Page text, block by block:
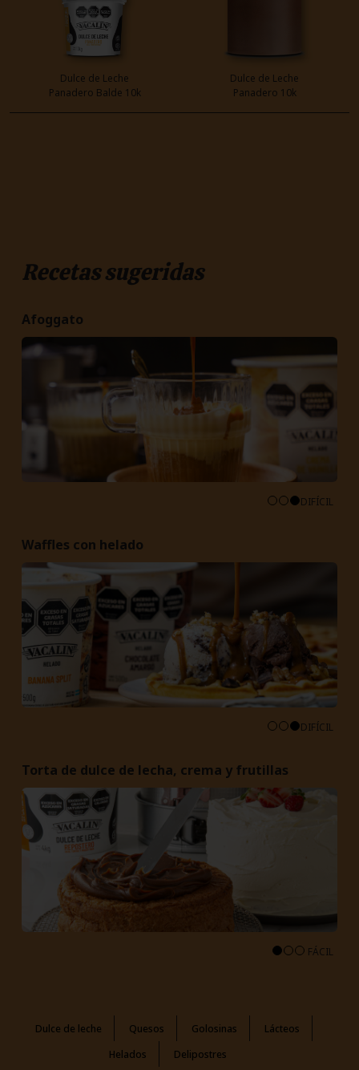
Dulce de Leche
Panadero Balde 10k
Dulce de Leche
Panadero 10k
Recetas sugeridas
Afoggato
DIFÍCIL
Waffles con helado
DIFÍCIL
Torta de dulce de lecha, crema y frutillas
FÁCIL
Dulce de leche Quesos Golosinas
Lácteos
Helados
Delipostres